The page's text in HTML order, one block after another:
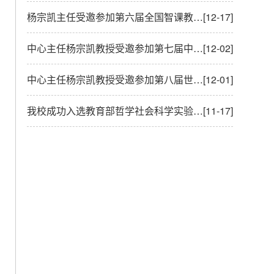
[12-17]
杨宗凯主任受邀参加第六届全国智课教育创新大会并主旨报告
[12-02]
中心主任杨宗凯教授受邀参加第七届中国计算机教育大会并作大会报告
[12-01]
中心主任杨宗凯教授受邀参加第八届世界教育前沿论坛
[11-17]
我校成功入选教育部哲学社会科学实验室建设名单